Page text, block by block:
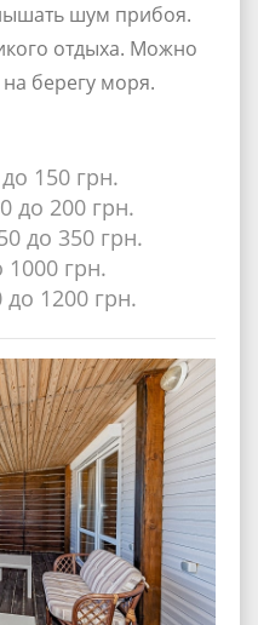
шум прибоя.
отдыха. Можно
берегу моря.
150 грн.
до 200 грн.
до 350 грн.
1000 грн.
до 1200 грн.